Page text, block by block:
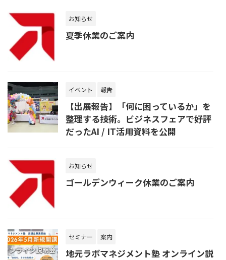
お知らせ
夏季休業のご案内
イベント 報告
【出展報告】「何に困っているか」を
整理する技術。ビジネスフェアで好評
だったAI / IT活用資料を公開
お知らせ
ゴールデンウィーク休業のご案内
セミナー 案内
地元ラボマネジメント塾 オンライン説